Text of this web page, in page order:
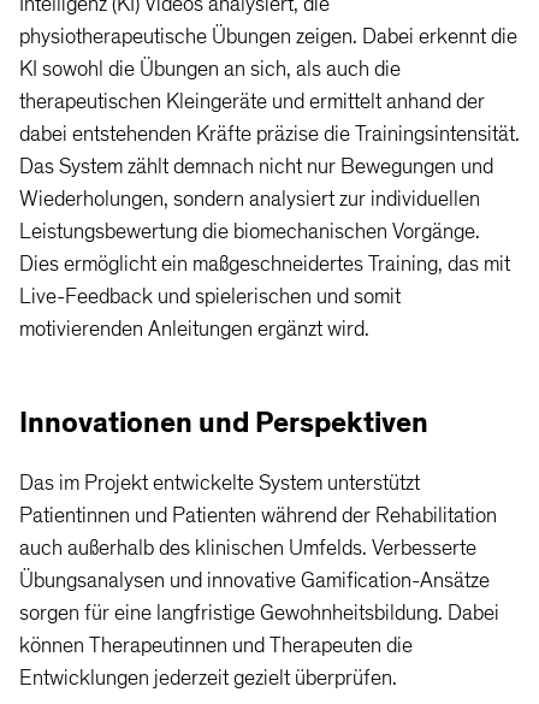
physiotherapeutische Übungen zeigen. Dabei erkennt die
KI sowohl die Übungen an sich, als auch die
therapeutischen Kleingeräte und ermittelt anhand der
dabei entstehenden Kräfte präzise die Trainingsintensität.
Das System zählt demnach nicht nur Bewegungen und
Wiederholungen, sondern analysiert zur individuellen
Leistungsbewertung die biomechanischen Vorgänge.
Dies ermöglicht ein maßgeschneidertes Training, das mit
Live-Feedback und spielerischen und somit
motivierenden Anleitungen ergänzt wird.
Innovationen und Perspektiven
Das im Projekt entwickelte System unterstützt
Patientinnen und Patienten während der Rehabilitation
auch außerhalb des klinischen Umfelds. Verbesserte
Übungsanalysen und innovative Gamification-Ansätze
sorgen für eine langfristige Gewohnheitsbildung. Dabei
können Therapeutinnen und Therapeuten die
Entwicklungen jederzeit gezielt überprüfen.